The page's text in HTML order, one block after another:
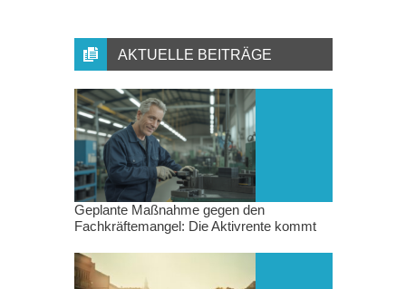
AKTUELLE BEITRÄGE
Geplante Maßnahme gegen den
Fachkräftemangel: Die Aktivrente kommt